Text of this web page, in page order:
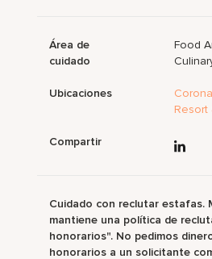
Área de
cuidado
Food
Ubicaciones
Resort
Compartir
Cuidado con reclutar estafas.
mantiene una política de
honorarios". No pedimos
honorarios a un solicitante